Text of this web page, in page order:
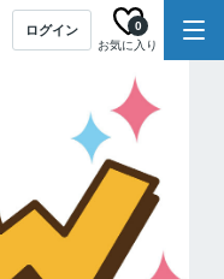
ログイン
お気に入り
0